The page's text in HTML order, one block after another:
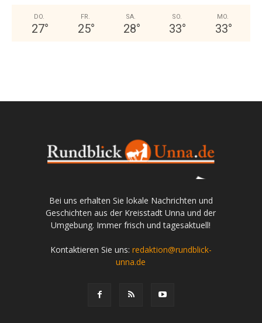
DO.
27°
FR.
25°
SA.
28°
SO.
33°
MO.
33°
Bei uns erhalten Sie lokale Nachrichten und
Geschichten aus der Kreisstadt Unna und der
Umgebung. Immer frisch und tagesaktuell!
Kontaktieren Sie uns: redaktion@rundblick-
unna.de